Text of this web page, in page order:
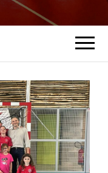
handball